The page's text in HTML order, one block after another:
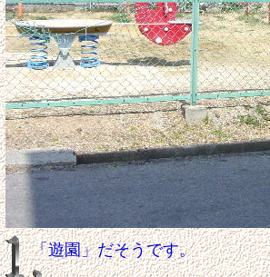
「遊園」だそうです。